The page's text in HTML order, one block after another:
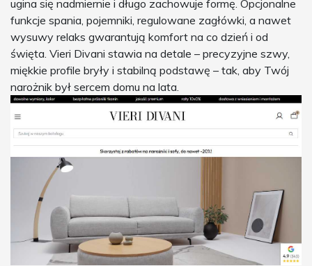
ugina się nadmiernie i długo zachowuje formę. Opcjonalne
funkcje spania, pojemniki, regulowane zagłówki, a nawet
wysuwy relaks gwarantują komfort na co dzień i od
święta. Vieri Divani stawia na detale – precyzyjne szwy,
miękkie profile bryły i stabilną podstawę – tak, aby Twój
narożnik był sercem domu na lata.